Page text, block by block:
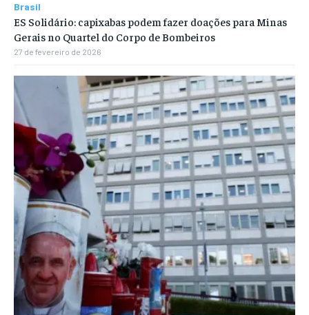
Brasil
ES Solidário: capixabas podem fazer doações para Minas
Gerais no Quartel do Corpo de Bombeiros
27 de fevereiro de 2026